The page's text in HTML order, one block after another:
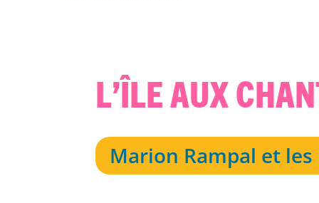
L’Île aux
Marion Rampal et